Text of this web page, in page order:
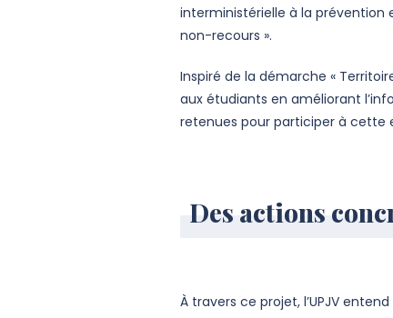
interministérielle à la prévention
non-recours ».
Inspiré de la démarche «
aux étudiants en améliorant
retenues pour participer à cette
Des actions
À travers ce projet, l’UPJV